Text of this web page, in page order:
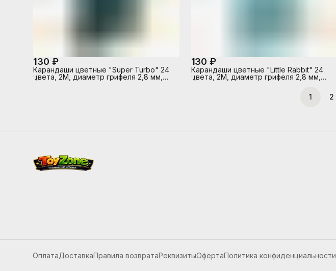
130 ₽
Карандаши цветные "Super Turbo" 24
цвета, 2М, диаметр грифеля 2,8 мм,
130 ₽
Карандаши цветные "Little Rabbit" 24
цвета, 2М, диаметр грифеля 2,8 мм,
1
2
ОплатаДоставкаПравила возвратаРеквизитыОфертаПолитика конфиденциальности